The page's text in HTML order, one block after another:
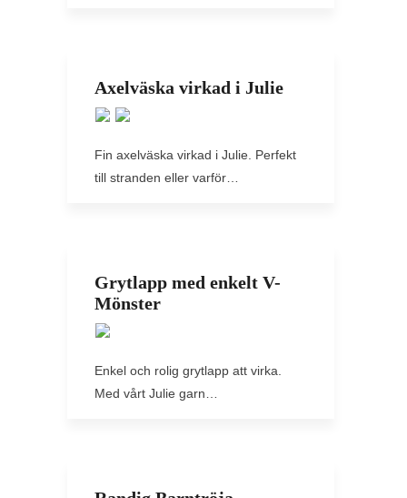
Axelväska virkad i Julie
Fin axelväska virkad i Julie. Perfekt
till stranden eller varför…
Grytlapp med enkelt V-
Mönster
Enkel och rolig grytlapp att virka.
Med vårt Julie garn…